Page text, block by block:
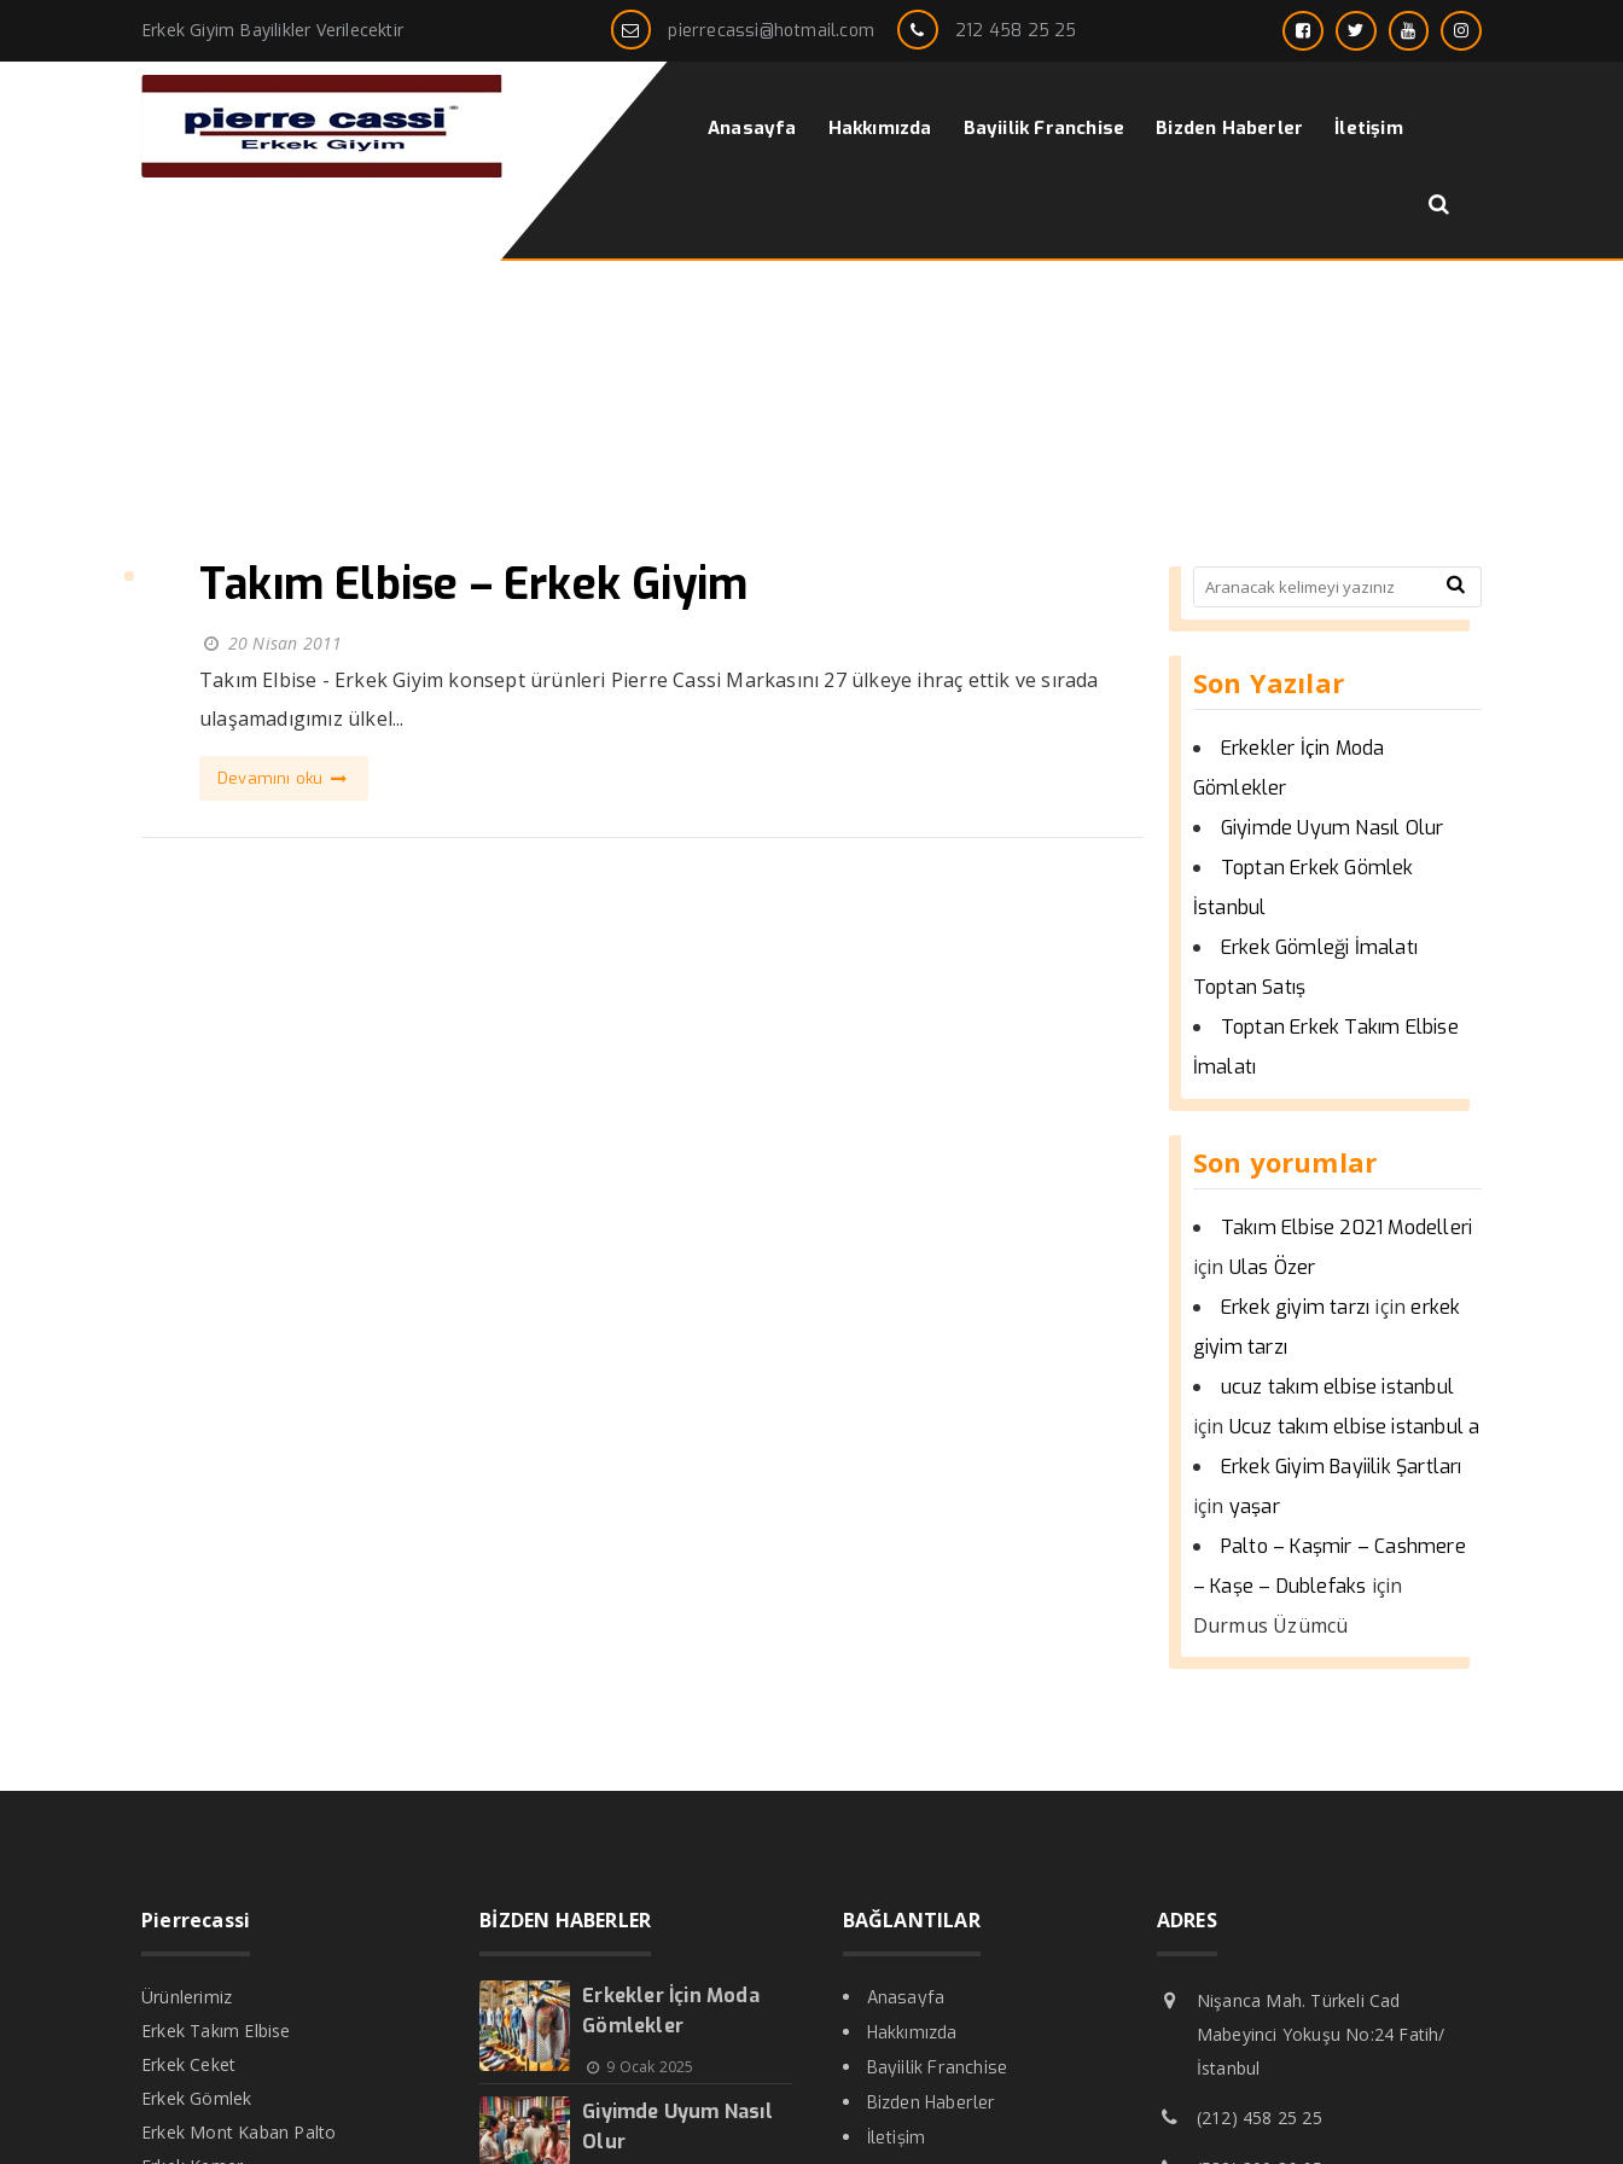
Erkek Giyim Bayilikler Verilecektir pierrecassi@hotmail.com 212 458 25 25
Anasayfa Hakkımızda Bayiilik Franchise Bizden Haberler İletişim
Takım Elbise – Erkek Giyim
20 Nisan 2011
Takım Elbise - Erkek Giyim konsept ürünleri Pierre Cassi Markasını 27 ülkeye ihraç ettik ve sırada
ulaşamadıgımız ülkel...
Devamını oku
Son Yazılar
Erkekler İçin Moda
Gömlekler
Giyimde Uyum Nasıl Olur
Toptan Erkek Gömlek
İstanbul
Erkek Gömleği İmalatı
Toptan Satış
Toptan Erkek Takım Elbise
İmalatı
Son yorumlar
Takım Elbise 2021 Modelleri
için Ulas Özer
Erkek giyim tarzı içinerkek
giyim tarzı
ucuz takım elbise istanbul
için Ucuz takım elbise istanbul a
Erkek Giyim Bayiilik Şartları
için yaşar
Palto – Kaşmir – Cashmere
– Kaşe – Dublefaks için
Durmus Üzümcü
Pierrecassi
Ürünlerimiz
Erkek Takım Elbise
Erkek Ceket
Erkek Gömlek
Erkek Mont Kaban Palto
BİZDEN HABERLER
Erkekler İçin Moda
Gömlekler
9 Ocak 2025
Giyimde Uyum Nasıl
Olur
BAĞLANTILAR
Anasayfa
Hakkımızda
Bayiilik Franchise
Bizden Haberler
İletişim
ADRES
Nişanca Mah. Türkeli Cad
Mabeyinci Yokuşu No:24 Fatih/
İstanbul
(212) 458 25 25